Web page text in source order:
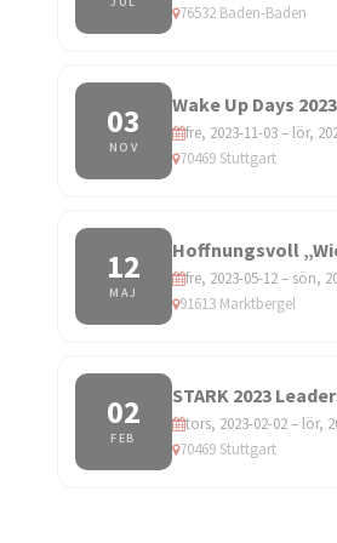
76532 Baden-Baden
03
NOV
Wake Up Days 2023
fre, 2023-11-03 – lör,
70469 Stuttgart
12
MAJ
Hoffnungsvoll
fre, 2023-05-12 – sön,
91613 Marktbergel
02
FEB
STARK 2023
tors, 2023-02-02 – lör,
70469 Stuttgart